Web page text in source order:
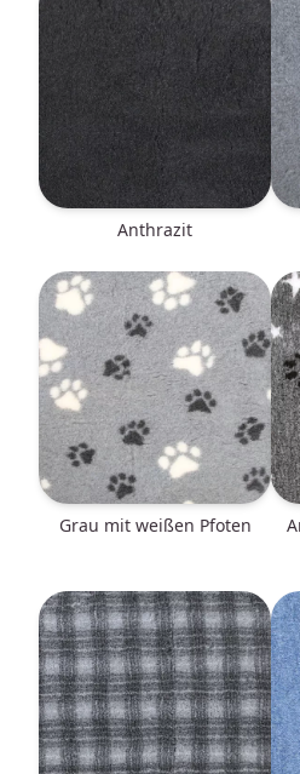
anthrazit
grau mit weißen Pfoten
anthrazit meliert Paws &